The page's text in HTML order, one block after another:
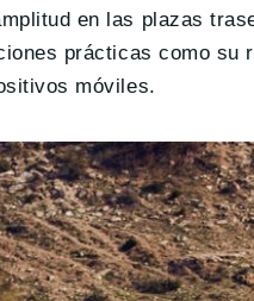
en las plazas
prácticas como
móviles.